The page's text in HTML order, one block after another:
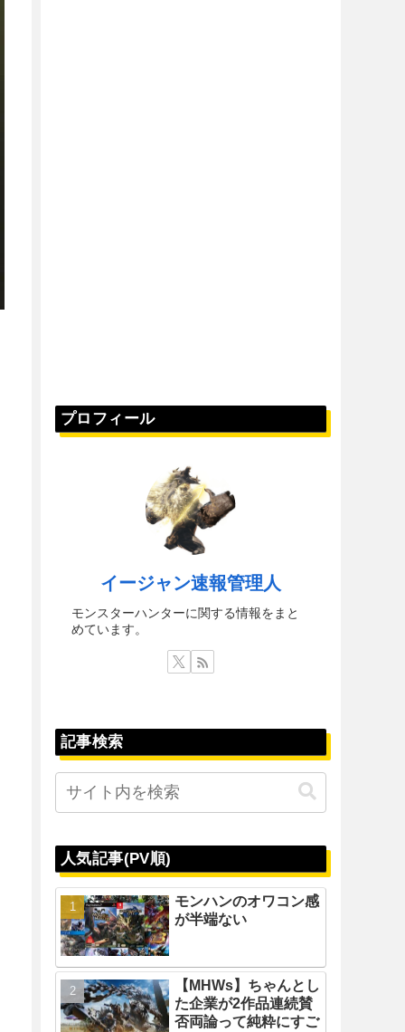
プロフィール
イージャン速報管理人
モンスターハンターに関する情報をまと
めています。
記事検索
人気記事(PV順)
モンハンのオワコン感
が半端ない
【MHWs】ちゃんとし
た企業が2作品連続賛
否両論って純粋にすご